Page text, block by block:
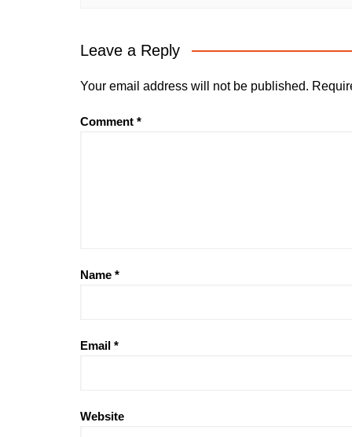
Leave a Reply
Your email address will not be published.
Comment *
Name *
Email *
Website